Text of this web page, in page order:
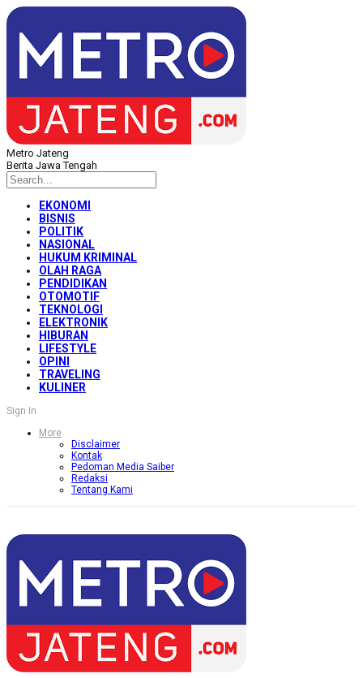
Metro Jateng
Berita Jawa Tengah
EKONOMI
BISNIS
POLITIK
NASIONAL
HUKUM KRIMINAL
OLAH RAGA
PENDIDIKAN
OTOMOTIF
TEKNOLOGI
ELEKTRONIK
HIBURAN
LIFESTYLE
OPINI
TRAVELING
KULINER
Sign In
More
Disclaimer
Kontak
Pedoman Media Saiber
Redaksi
Tentang Kami